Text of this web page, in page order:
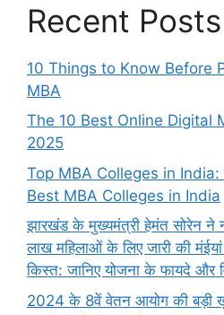
Recent Posts
10 Things to Know Before
MBA
The 10 Best Online Digital
2025
Top MBA Colleges in
Best MBA Colleges in India
झारखंड के मुख्यमंत्री हेमंत सोरेन ने
लाख महिलाओं के लिए जारी की
किस्त: जानिए योजना के फायदे और
2024 के 8वें वेतन आयोग की बड़ी